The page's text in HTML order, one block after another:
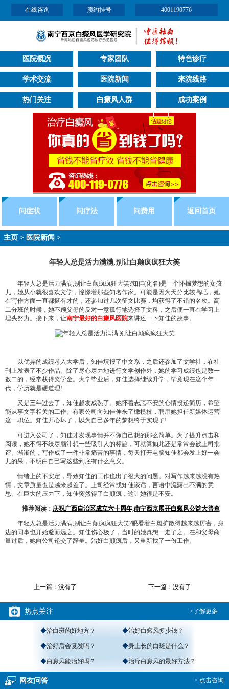
在线咨询 预约挂号 4001190776
医院概况 专家团队 特色诊疗
学术交流 医院新闻 来院线路
热门关注 白癜风人群 成功案例
问症状 问疗法 问费用 返回首页
主页 > 医院新闻 >
年轻人总是活力满满,别让白颠疯疯狂大笑
年轻人总是活力满满,别让白颠疯疯狂大笑?知佳(化名)是一个怀揣梦想的女孩
儿，她从小就很喜欢文学，憧憬着那些知名作家。可能是因为天分比较高吧，她
在写作方面一直都挺有才的，还参加过几次征文比赛，均获得了不错的名次。高
二分班的时候，她不顾父母的反对一意孤行地选择了文科，之后便一直在学习上
埋头努力。接下来，让南宁最好的白癜风医院来讲述一下知佳的故事。
以优异的成绩考入大学后，知佳填报了中文系，之后还参加了文学社，在社
刊上发表了不少作品。除了尽心尽力地进行文学创作外，她的学习成绩也是数一
数二的，经常获得奖学金。大学毕业后，知佳选择继续升学，毕竟现在这个年
代，学历就是硬道理!
又是三年过去了，知佳越发成熟了。她怀着忐忑不安的心情投递简历，希望
能从事文字相关的工作。有家公司向知佳伸来了橄榄枝，聘用她担任新媒体运营
这一职位。知佳开心坏了，以为自己多年的梦想终于实现了!
可进入公司了，知佳才发现事情并不像自己想的那么简单。为了提升点击和
阅读，她不得不绞尽脑汁想一些吸引人的标题，可就算如此还是常常会被上司批
评。渐渐的，写作成了一件非常痛苦的事情，每天打开电脑知佳都会发上好一会
儿的呆，不明白自己写这些到底有什么意义。
情绪上的不安定，导致知佳的工作也出了很大的问题。对写作越来越没有热
情，文章质量也是越来越差了。上司经常找知佳谈话，言语中流露出不满的意
思。在巨大的压力下，知佳突然得了白颠疯，这让她很是不安。
推荐阅读： 庆祝广西自治区成立六十周年,南宁西京展开白癜风公益大普查
年轻人总是活力满满,别让白颠疯疯狂大笑?眼看着白斑扩散得越来越厉害，身
边的同事也开始避而远之。知佳伤心极了，当时的她真想一走了之。在和父母商
量过后，她向公司递交了辞呈。治好白颠疯后，又重新找了一份工作。
上一篇：没有了 下一篇：没有了
热点关注 >了解更多
◆治白斑的好地方？ ◆治好白癜风多少钱？
◆治好后会复发吗？ ◆身上长的白斑是什么？
◆白癜风能治好吗？ ◆治疗白癜风的最好方法？
网友问答 > 点击咨询